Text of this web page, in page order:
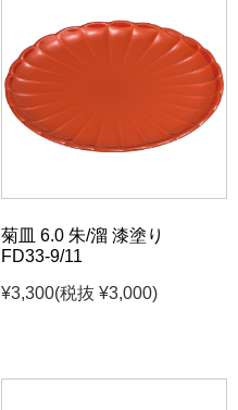
菊皿 6.0 朱/溜 漆塗り
FD33-9/11
¥3,300(税抜 ¥3,000)